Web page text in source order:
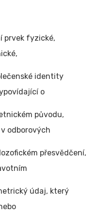
prvek fyzické,
identity
o
původu,
odborových
přesvědčení,
údaj, který